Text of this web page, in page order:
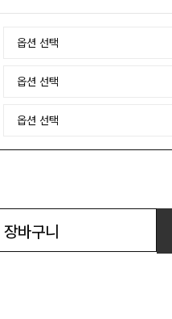
장바구니